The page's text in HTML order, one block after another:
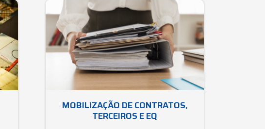
MOBILIZAÇÃO DE CONTRATOS,
TERCEIROS E EQ